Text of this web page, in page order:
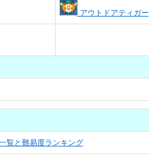
アウトドアティガー
覧と難易度ランキング